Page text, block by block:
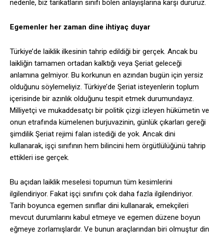
nedenle, biz tarikatların sınıfı bölen anlayışlarına karşı dururuz.
Egemenler her zaman dine ihtiyaç duyar
Türkiye’de laiklik ilkesinin tahrip edildiği bir gerçek. Ancak bu
laikliğin tamamen ortadan kalktığı veya Şeriat geleceği
anlamına gelmiyor. Bu korkunun en azından bugün için yersiz
olduğunu söylemeliyiz. Türkiye’de Şeriat isteyenlerin toplum
içerisinde bir azınlık olduğunu tespit etmek durumundayız.
Milliyetçi ve mukaddesatçı bir politik çizgi izleyen hükümetin ve
onun etrafında kümelenen burjuvazinin, günlük çıkarları gereği
şimdilik Şeriat rejimi falan istediği de yok. Ancak dini
kullanarak, işçi sınıfının hem bilincini hem örgütlülüğünü tahrip
ettikleri ise gerçek.
Bu açıdan laiklik meselesi topumun tüm kesimlerini
ilgilendiriyor. Fakat işçi sınıfını çok daha fazla ilgilendiriyor.
Tarih boyunca egemen sınıflar dini kullanarak, emekçileri
mevcut durumlarını kabul etmeye ve egemen düzene boyun
eğmeye zorlamışlardır. Ve bunun araçlarından biri olmuştur din